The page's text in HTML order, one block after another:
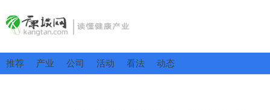
推荐 产业 公司 活动 看法 动态